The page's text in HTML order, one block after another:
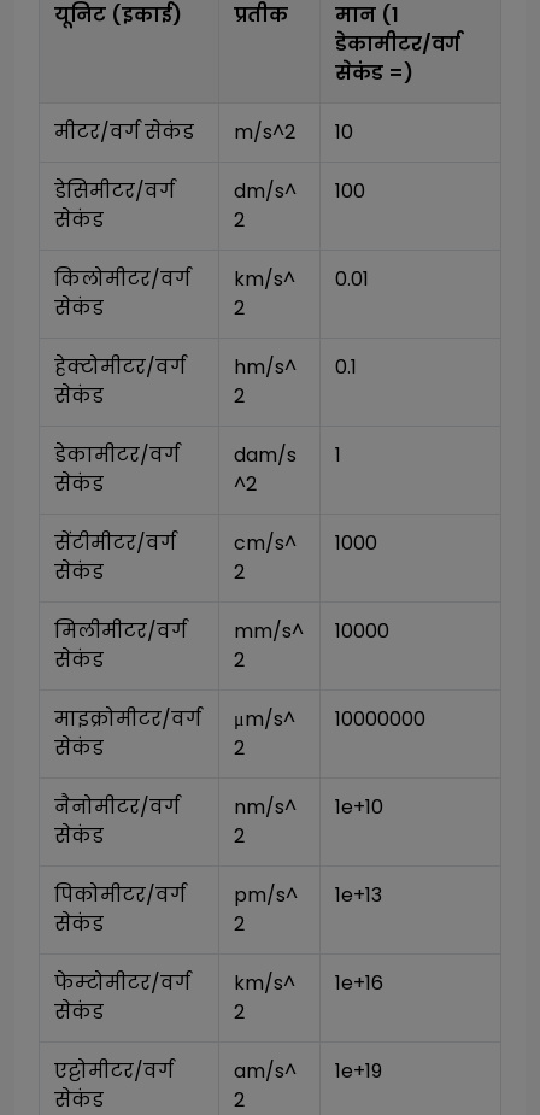
यूनिट (इकाई) प्रतीक
मान (1
डेकामीटर/वर्ग
सेकंड =)
मीटर/वर्ग सेकंड m/s^2 10
डेसिमीटर/वर्ग
सेकंड
dm/s^
2
100
किलोमीटर/वर्ग
सेकंड
km/s^
2
0.01
हेक्टोमीटर/वर्ग
सेकंड
hm/s^
2
0.1
डेकामीटर/वर्ग
सेकंड
dam/s
^2
1
सेंटीमीटर/वर्ग
सेकंड
cm/s^
2
1000
मिलीमीटर/वर्ग
सेकंड
mm/s^
2
10000
माइक्रोमीटर/वर्ग
सेकंड
μm/s^
2
10000000
नैनोमीटर/वर्ग
सेकंड
nm/s^
2
1e+10
पिकोमीटर/वर्ग
सेकंड
pm/s^
2
1e+13
फेम्टोमीटर/वर्ग
सेकंड
km/s^
2
1e+16
एट्टोमीटर/वर्ग
सेकंड
am/s^
2
1e+19